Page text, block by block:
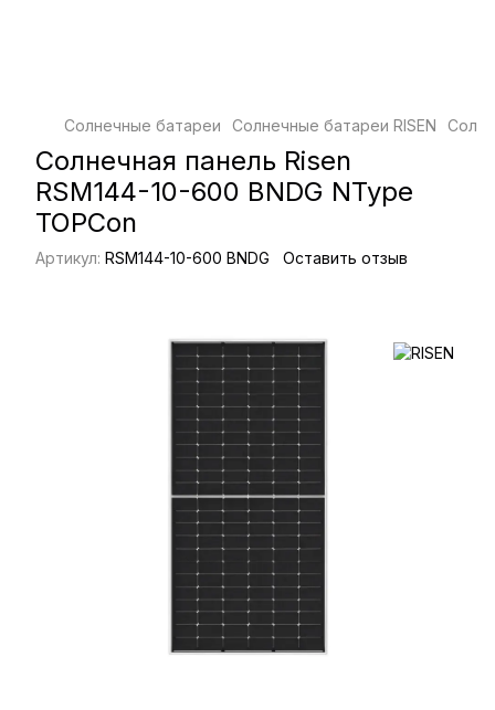
Солнечные батареи Солнечные батареи RISEN
Солнечная панель Risen
RSM144-10-600 BNDG NType
TOPCon
Артикул: RSM144-10-600 BNDG Оставить отзыв